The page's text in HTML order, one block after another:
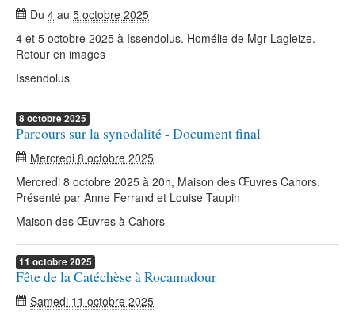
Du 4 au 5 octobre 2025
4 et 5 octobre 2025 à Issendolus. Homélie de Mgr Lagleize.
Retour en images
Issendolus
8octobre2025
Parcours sur la synodalité - Document final
Mercredi 8 octobre 2025
Mercredi 8 octobre 2025 à 20h, Maison des Œuvres Cahors.
Présenté par Anne Ferrand et Louise Taupin
Maison des Œuvres à Cahors
11 octobre2025
Fête de la Catéchèse à Rocamadour
Samedi 11 octobre 2025